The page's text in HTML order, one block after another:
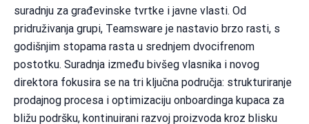
suradnju za građevinske tvrtke i javne vlasti. Od
pridruživanja grupi, Teamsware je nastavio brzo rasti, s
godišnjim stopama rasta u srednjem dvocifrenom
postotku. Suradnja između bivšeg vlasnika i novog
direktora fokusira se na tri ključna područja: strukturiranje
prodajnog procesa i optimizaciju onboardinga kupaca za
bližu podršku, kontinuirani razvoj proizvoda kroz blisku